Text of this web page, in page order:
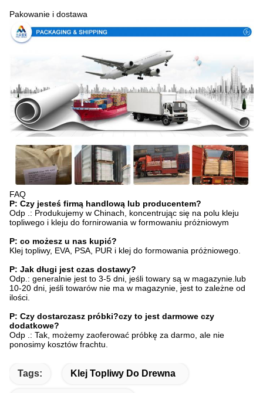
Pakowanie i dostawa
FAQ
P: Czy jesteś firmą handlową lub producentem?
Odp .: Produkujemy w Chinach, koncentrując się na polu kleju
topliwego i kleju do fornirowania w formowaniu próżniowym
P: co możesz u nas kupić?
Klej topliwy, EVA, PSA, PUR i klej do formowania próżniowego.
P: Jak długi jest czas dostawy?
Odp.: generalnie jest to 3-5 dni, jeśli towary są w magazynie.lub
10-20 dni, jeśli towarów nie ma w magazynie, jest to zależne od
ilości.
P: Czy dostarczasz próbki?czy to jest darmowe czy
dodatkowe?
Odp .: Tak, możemy zaoferować próbkę za darmo, ale nie
ponosimy kosztów frachtu.
Tags: Klej Topliwy Do Drewna